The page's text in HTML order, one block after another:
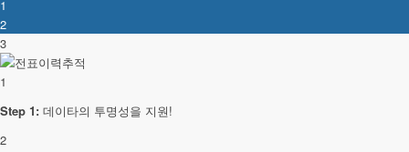
1
2
3
1
Step 1: 데이타의 투명성을 지원!
2